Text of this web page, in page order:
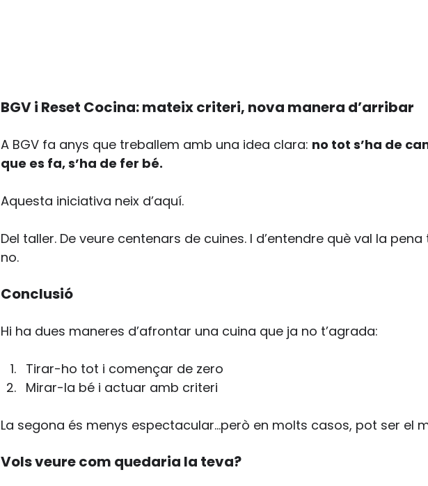
BGV i Reset Cocina: mateix criteri, nova manera d’arribar
A BGV fa anys que treballem amb una idea clara: no tot s’ha de
que es fa, s’ha de fer bé.
Aquesta iniciativa neix d’aquí.
Del taller. De veure centenars de cuines. I d’entendre què val la
no.
Conclusió
Hi ha dues maneres d’afrontar una cuina que ja no t’agrada:
Tirar-ho tot i començar de zero
Mirar-la bé i actuar amb criteri
La segona és menys espectacular…però en molts casos, pot ser el
Vols veure com quedaria la teva?